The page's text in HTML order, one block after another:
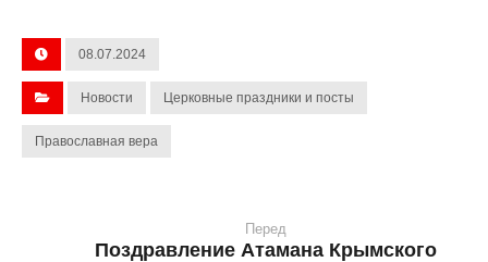
08.07.2024
Новости Церковные праздники и посты
Православная вера
Перед
Поздравление Атамана Крымского